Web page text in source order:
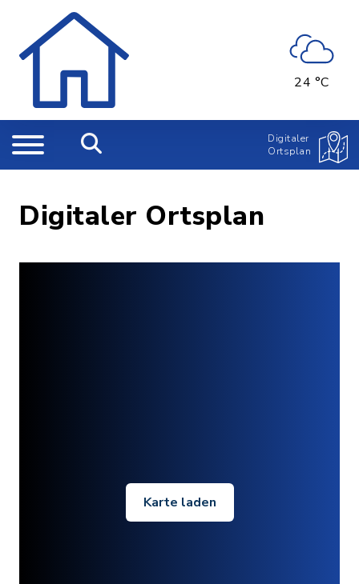
24 °C
Digitaler
Ortsplan
Digitaler Ortsplan
Karte laden